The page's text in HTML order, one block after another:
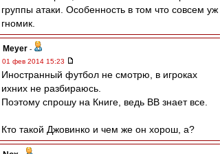
группы атаки. Особенность в том что совсем уж
гномик.
Meyer -
01 фев 2014 15:23
Иностранный футбол не смотрю, в игроках
ихних не разбираюсь.
Поэтому спрошу на Книге, ведь ВВ знает все.
Кто такой Джовинко и чем же он хорош, а?